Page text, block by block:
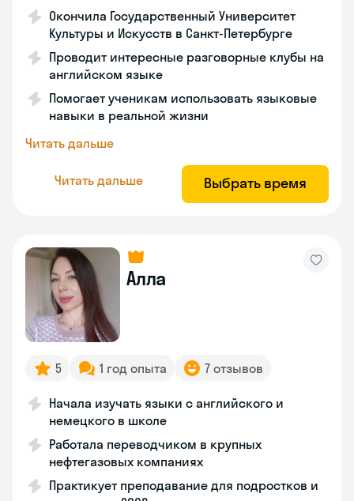
Окончила Государственный Университет
Культуры и Искусств в Санкт-Петербурге
Проводит интересные разговорные клубы на
английском языке
Помогает ученикам использовать языковые
навыки в реальной жизни
Читать дальше
Читать дальше Выбрать время
Алла
5 1 год опыта 7 отзывов
Начала изучать языки с английского и
немецкого в школе
Работала переводчиком в крупных
нефтегазовых компаниях
Практикует преподавание для подростков и